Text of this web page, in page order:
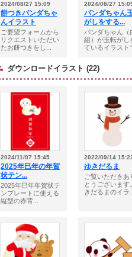
2024/08/27 15:09
餅つきパンダちゃ
んイラスト
ご要望フォームから
リクエストいただい
たお餅つきをし...
2024/08/27
パンダちゃん
がしをする...
パンダちゃん（
組）が玉転がし
ているイラスト
ダウンロードイラスト (22)
2024/11/07 15:45
2025年巳年の年賀
状テン...
2025年巳年年賀状テ
ンプレートに使える
縦型の赤背...
2022/09/14
ゆきだるま
ご覧いただきあ
とうございます
きだるまのイラ